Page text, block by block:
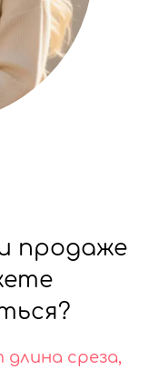
продаже
среза,